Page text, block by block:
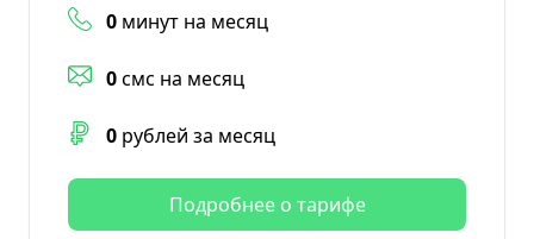
0 минут на месяц
0смс на месяц
0 рублей за месяц
Подробнее о тарифе